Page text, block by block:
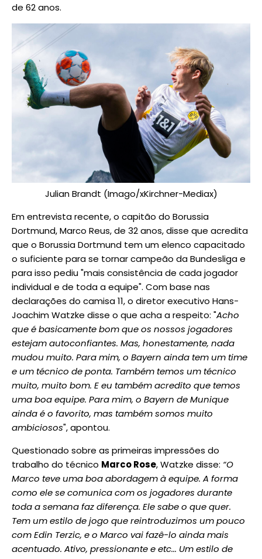
de 62 anos.
Julian Brandt (Imago/xKirchner-Mediax)
Em entrevista recente, o capitão do Borussia
Dortmund, Marco Reus, de 32 anos, disse que acredita
que o Borussia Dortmund tem um elenco capacitado
o suficiente para se tornar campeão da Bundesliga e
para isso pediu "mais consistência de cada jogador
individual e de toda a equipe". Com base nas
declarações do camisa 11, o diretor executivo Hans-
Joachim Watzke disse o que acha a respeito: "Acho
que é basicamente bom que os nossos jogadores
estejam autoconfiantes. Mas, honestamente, nada
mudou muito. Para mim, o Bayern ainda tem um time
e um técnico de ponta. Também temos um técnico
muito, muito bom. E eu também acredito que temos
uma boa equipe. Para mim, o Bayern de Munique
ainda é o favorito, mas também somos muito
ambiciosos", apontou.
Questionado sobre as primeiras impressões do
trabalho do técnico Marco Rose, Watzke disse: “O
Marco teve uma boa abordagem à equipe. A forma
como ele se comunica com os jogadores durante
toda a semana faz diferença. Ele sabe o que quer.
Tem um estilo de jogo que reintroduzimos um pouco
com Edin Terzic, e o Marco vai fazê-lo ainda mais
acentuado. Ativo, pressionante e etc... Um estilo de